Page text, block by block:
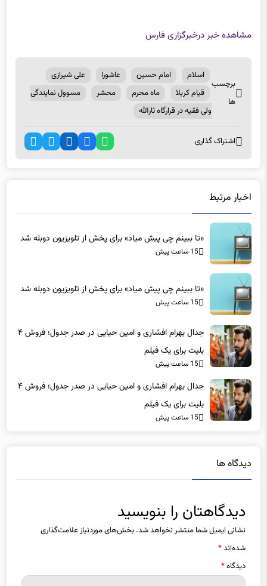
مشاهده خبر درخبرگزاری فارس
برچسب
ها
اسلام امام حسین عاشورا
علی شیرازی
قیام کربلا
ماه محرم محشر
مسوول نمایندگی
ولی فقیه در قرارگاه ثارالله
اشتراک گذاری
اخبار مرتبط
«تا ببینم چی پیش میاد» برای پخش از تلویزیون دوبله شد
15 ساعت پیش
«تا ببینم چی پیش میاد» برای پخش از تلویزیون دوبله شد
15 ساعت پیش
جدال بهرام افشاری و امین حیایی در صدر جدول؛ فروش ۴
بلیت برای یک فیلم
15 ساعت پیش
جدال بهرام افشاری و امین حیایی در صدر جدول؛ فروش ۴
بلیت برای یک فیلم
15 ساعت پیش
دیدگاه ها
دیدگاهتان را بنویسید
نشانی ایمیل شما منتشر نخواهد شد. بخش‌های موردنیاز علامت‌گذاری
شده‌اند*
دیدگاه*